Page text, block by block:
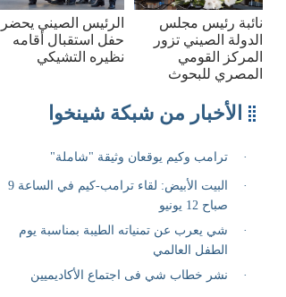
الرئيس الصيني يحضر
حفل استقبال أقامه
نظيره التشيكي
نائبة رئيس مجلس
الدولة الصيني تزور
المركز القومي
المصري للبحوث